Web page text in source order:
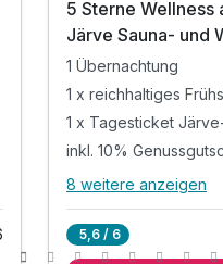
5 Sterne Wellness
Järve Sauna- und
Tage
1 Übernachtung
1 x reichhaltiges
Alle
1 Übernachtung
8 weitere anzeigen
5,6 / 6